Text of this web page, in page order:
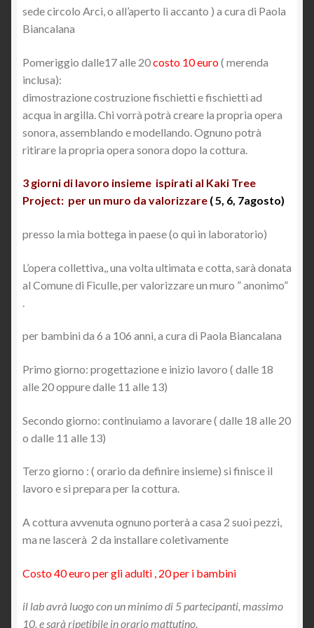
sede circolo Arci, o all’aperto lì accanto ) a cura di Paola
Biancalana
Pomeriggio dalle17 alle 20costo 10 euro( merenda
inclusa):
dimostrazione costruzione fischietti e fischietti ad
acqua in argilla. Chi vorrà potrà creare la propria opera
sonora, assemblando e modellando. Ognuno potrà
ritirare la propria opera sonora dopo la cottura.
3 giorni di lavoro insieme ispirati al Kaki Tree
Project: per un muro da valorizzare ( 5, 6, 7agosto)
presso la mia bottega in paese (o qui in laboratorio)
L’opera collettiva,, una volta ultimata e cotta, sarà donata
al Comune di Ficulle, per valorizzare un muro ” anonimo”
per bambini da 6 a 106 anni, a cura di Paola Biancalana
Primo giorno: progettazione e inizio lavoro ( dalle 18
alle 20 oppure dalle 11 alle 13)
Secondo giorno: continuiamo a lavorare ( dalle 18 alle 20
o dalle 11 alle 13)
Terzo giorno : ( orario da definire insieme) si finisce il
lavoro e si prepara per la cottura.
A cottura avvenuta ognuno porterà a casa 2 suoi pezzi,
ma ne lascerà 2 da installare coletivamente
Costo 40 euro per gli adulti , 20 per i bambini
il lab avrà luogo con un minimo di 5 partecipanti, massimo
10, e sarà ripetibile in orario mattutino.